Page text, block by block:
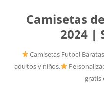
Camisetas
2024 |
Camisetas Futbol
adultos y niños.
gratis